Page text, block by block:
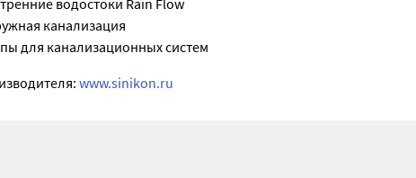
водостоки Rain Flow
канализация
для канализационных систем
www.sinikon.ru